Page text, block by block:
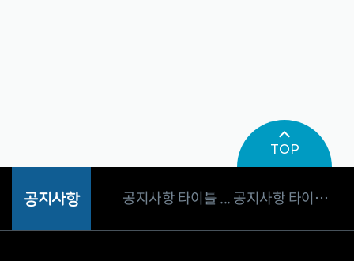
TOP
공지사항
공지사항 타이틀 ... 공지사항 타이틀 ...
공지사항 타이틀 ... 공지사항 타이틀 ...